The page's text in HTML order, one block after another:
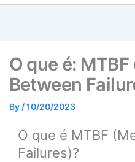
O que é:
Between
By /10/20/2023
O que é MTBF
Failures)?